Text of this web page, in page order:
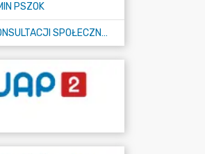
PSZOK
OGŁOSZENIE KONSULTACJI SPOŁECZNYCH